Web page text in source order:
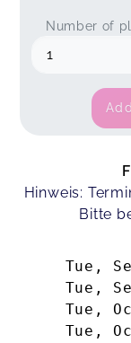
Number of
Hinweis:
Bitte
Tue,
Tue,
Tue,
Tue,